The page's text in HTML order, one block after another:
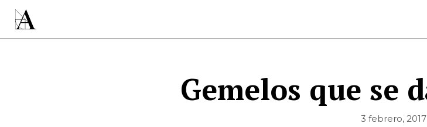
Gemelos que se
3 febrero, 2017